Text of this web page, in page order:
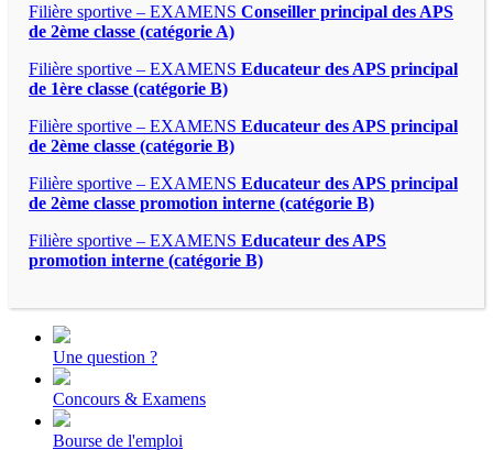
Filière sportive – EXAMENS Conseiller principal des APS
de 2ème classe (catégorie A)
Filière sportive – EXAMENS Educateur des APS principal
de 1ère classe (catégorie B)
Filière sportive – EXAMENS Educateur des APS principal
de 2ème classe (catégorie B)
Filière sportive – EXAMENS Educateur des APS principal
de 2ème classe promotion interne (catégorie B)
Filière sportive – EXAMENS Educateur des APS
promotion interne (catégorie B)
Une question ?
Concours & Examens
Bourse de l'emploi